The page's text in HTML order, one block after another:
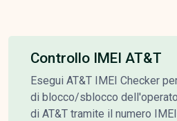
Controllo IMEI AT&T
Esegui AT&T IMEI Checker
di blocco/sblocco
di AT&T tramite il numero IMEI.